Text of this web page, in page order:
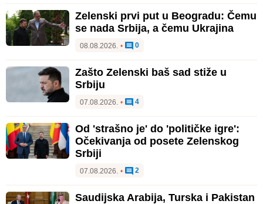
Zelenski prvi put u Beogradu: Čemu
se nada Srbija, a čemu Ukrajina
08.08.2026. • 0
Zašto Zelenski baš sad stiže u
Srbiju
07.08.2026. • 4
Od 'strašno je' do 'političke igre':
Očekivanja od posete Zelenskog
Srbiji
07.08.2026. • 2
Saudijska Arabija, Turska i Pakistan